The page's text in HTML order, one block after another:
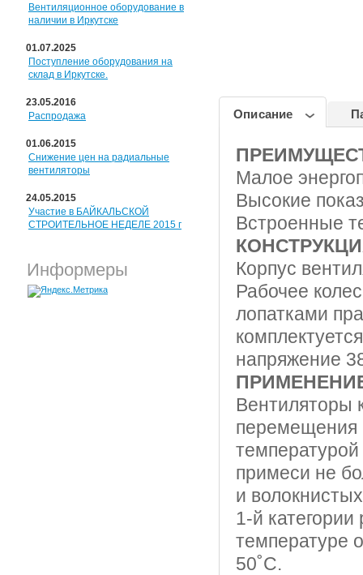
Вентиляционное оборудование в
наличии в Иркутске
01.07.2025
Поступление оборудования на
склад в Иркутске.
23.05.2016
Распродажа
01.06.2015
Снижение цен на радиальные
вентиляторы
24.05.2015
Участие в БАЙКАЛЬСКОЙ
СТРОИТЕЛЬНОЕ НЕДЕЛЕ 2015 г
Информеры
Описание
Малое
Высокие
Встроенные
Корпус
Рабочее
лопатками
напряжение
Вентиляторы
перемещения
примеси не
и
1-й
температуре
50˚С.